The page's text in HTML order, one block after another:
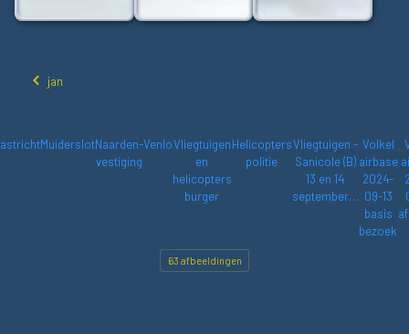
jan
MuiderslotNaarden-
vestiging
VenloVliegtuigen
en
helicopters
burger
Helicopters
politie
Vliegtuigen -
Sanicole (B)
13 en 14
september…
Volkel
airbase
2024-
09-13
basis
bezoek
63 afbeeldingen